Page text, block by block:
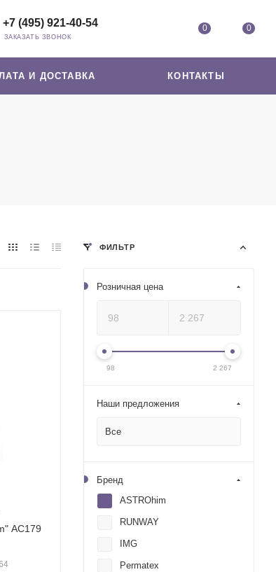
0 0
+7 (495) 921-40-54
ЗАКАЗАТЬ ЗВОНОК
И ДОСТАВКА КОНТАКТЫ
AC179
ФИЛЬТР
Розничная цена
98 2 267
Наши предложения
Все
Бренд
ASTROhim
RUNWAY
IMG
Permatex